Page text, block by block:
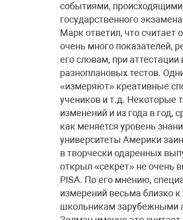
событиями, происходящими
государственного
Марк ответил, что считает
очень много показателей,
его словам, при
разноплановых тестов.
«измеряют» креативные
учеников и т.д. Некоторые
изменений и из года в год,
как меняется уровень
университеты Америки
в творчески одаренных
открыл «секрет» не очень
PISA. По его мнению,
измерений весьма близко
школьникам зарубежными